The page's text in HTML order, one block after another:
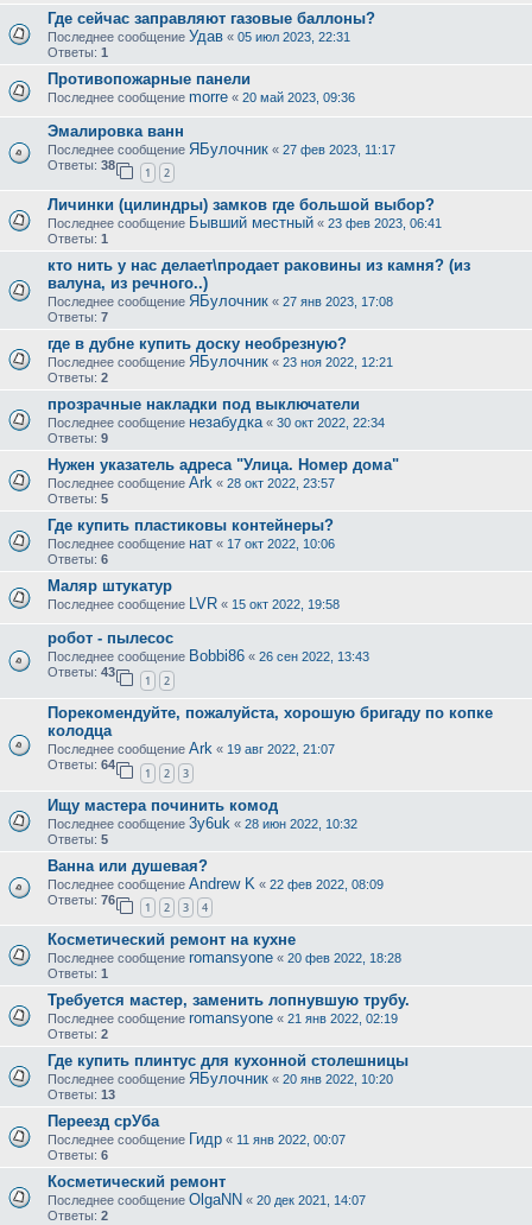
Где сейчас заправляют газовые баллоны?
Последнее сообщение Удав « 05 июл 2023, 22:31
Ответы: 1
Противопожарные панели
Последнее сообщение morre « 20 май 2023, 09:36
Эмалировка ванн
Последнее сообщение ЯБулочник « 27 фев 2023, 11:17
Ответы: 38
1 2
Личинки (цилиндры) замков где большой выбор?
Последнее сообщение Бывший местный « 23 фев 2023, 06:41
Ответы: 1
кто нить у нас делает\продает раковины из камня? (из
валуна, из речного..)
Последнее сообщение ЯБулочник « 27 янв 2023, 17:08
Ответы: 7
где в дубне купить доску необрезную?
Последнее сообщение ЯБулочник « 23 ноя 2022, 12:21
Ответы: 2
прозрачные накладки под выключатели
Последнее сообщение незабудка « 30 окт 2022, 22:34
Ответы: 9
Нужен указатель адреса "Улица. Номер дома"
Последнее сообщение Ark « 28 окт 2022, 23:57
Ответы: 5
Где купить пластиковы контейнеры?
Последнее сообщение нат « 17 окт 2022, 10:06
Ответы: 6
Маляр штукатур
Последнее сообщение LVR « 15 окт 2022, 19:58
робот - пылесос
Последнее сообщение Bobbi86 « 26 сен 2022, 13:43
Ответы: 43
1 2
Порекомендуйте, пожалуйста, хорошую бригаду по копке
колодца
Последнее сообщение Ark « 19 авг 2022, 21:07
Ответы: 64
1 2 3
Ищу мастера починить комод
Последнее сообщение 3y6uk « 28 июн 2022, 10:32
Ответы: 5
Ванна или душевая?
Последнее сообщение Andrew K « 22 фев 2022, 08:09
Ответы: 76
1 2 3 4
Косметический ремонт на кухне
Последнее сообщение romansyone « 20 фев 2022, 18:28
Ответы: 1
Требуется мастер, заменить лопнувшую трубу.
Последнее сообщение romansyone « 21 янв 2022, 02:19
Ответы: 2
Где купить плинтус для кухонной столешницы
Последнее сообщение ЯБулочник « 20 янв 2022, 10:20
Ответы: 13
Переезд срУба
Последнее сообщение Гидр « 11 янв 2022, 00:07
Ответы: 6
Косметический ремонт
Последнее сообщение OlgaNN « 20 дек 2021, 14:07
Ответы: 2